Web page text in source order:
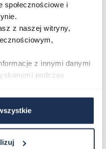
społecznościowe i
z naszej witryny,
z innymi danymi
podczas
zł329,00 zł